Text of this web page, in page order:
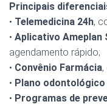
Principais
• Telemedicina 24h,
• Aplicativo Ameplan
agendamento rápido;
• Convênio Farmácia
• Plano
• Programas de